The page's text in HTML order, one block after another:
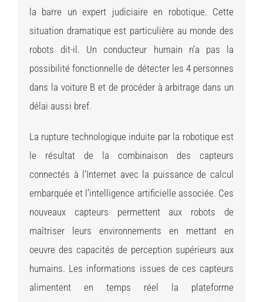
la barre un expert judiciaire en robotique. Cette
situation dramatique est particulière au monde des
robots dit-il. Un conducteur humain n’a pas la
possibilité fonctionnelle de détecter les 4 personnes
dans la voiture B et de procéder à arbitrage dans un
délai aussi bref.
La rupture technologique induite par la robotique est
le résultat de la combinaison des capteurs
connectés à l’Internet avec la puissance de calcul
embarquée et l’intelligence artificielle associée. Ces
nouveaux capteurs permettent aux robots de
maîtriser leurs environnements en mettant en
oeuvre des capacités de perception supérieurs aux
humains. Les informations issues de ces capteurs
alimentent en temps réel la plateforme